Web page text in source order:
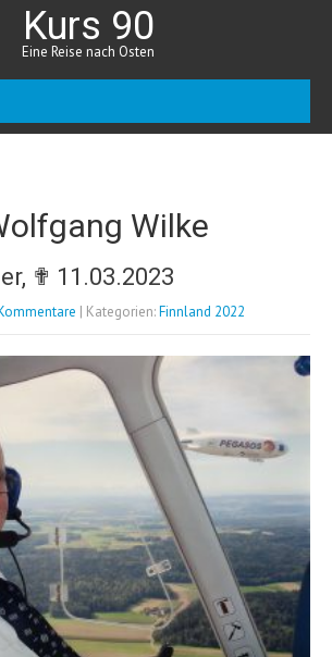
Kurs 90
Eine Reise nach Osten
Wilke
✟ 11.03.2023
| Kategorien:Finnland 2022